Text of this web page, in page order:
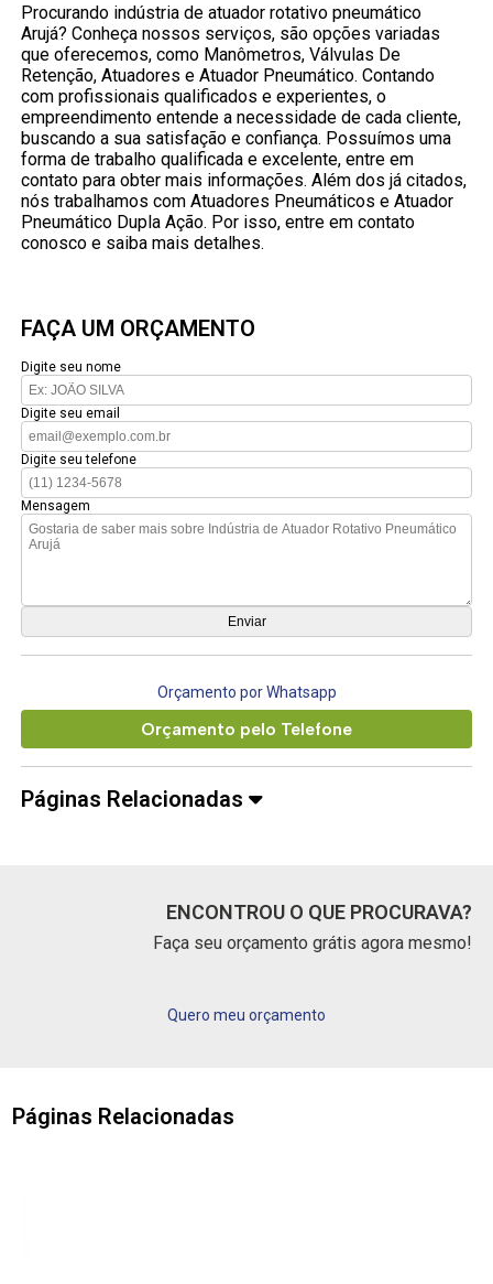
Procurando indústria de atuador rotativo pneumático
Arujá? Conheça nossos serviços, são opções variadas
que oferecemos, como Manômetros, Válvulas De
Retenção, Atuadores e Atuador Pneumático. Contando
com profissionais qualificados e experientes, o
empreendimento entende a necessidade de cada cliente,
buscando a sua satisfação e confiança. Possuímos uma
forma de trabalho qualificada e excelente, entre em
contato para obter mais informações. Além dos já citados,
nós trabalhamos com Atuadores Pneumáticos e Atuador
Pneumático Dupla Ação. Por isso, entre em contato
conosco e saiba mais detalhes.
FAÇA UM ORÇAMENTO
Digite seu nome
Digite seu email
Digite seu telefone
Mensagem
Orçamento por Whatsapp
Orçamento pelo Telefone
Páginas Relacionadas
ENCONTROU O QUE PROCURAVA?
Faça seu orçamento grátis agora mesmo!
Quero meu orçamento
Páginas Relacionadas